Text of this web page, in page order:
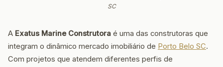
SC
A Exatus Marine Construtora é uma das construtoras que
integram o dinâmico mercado imobiliário de Porto Belo SC.
Com projetos que atendem diferentes perfis de